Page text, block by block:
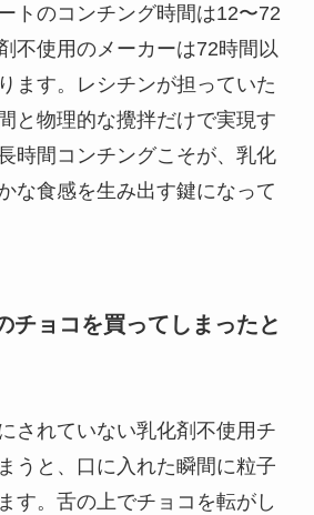
トのコンチング時間は12〜72
不使用のメーカーは72時間以
ます。レシチンが担っていた
と物理的な攪拌だけで実現す
時間コンチングこそが、乳化
な食感を生み出す鍵になって
チョコを買ってしまったと
されていない乳化剤不使用チ
うと、口に入れた瞬間に粒子
す。舌の上でチョコを転がし